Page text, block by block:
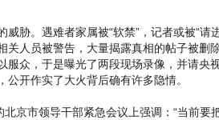
胁。遇难者家属被“软禁”，记者或被“请
关人员被警告，大量揭露真相的帖子被删
众，于是曝光了两段现场录像，并请央
开作实了大火背后确有许多隐情。
京市领导干部紧急会议上强调：“当前要